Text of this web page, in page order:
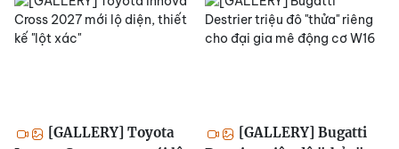
[GALLERY] Toyota
[GALLERY] Bugatti